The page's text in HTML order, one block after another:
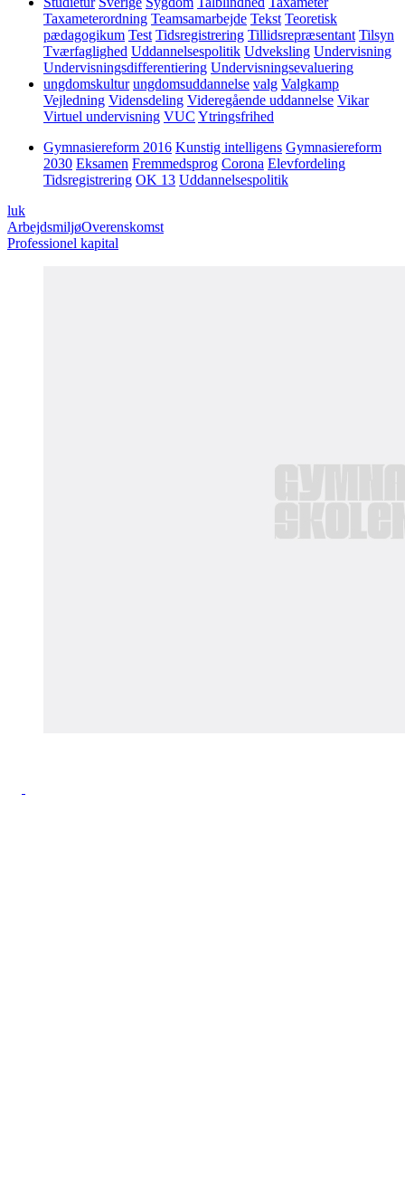
Taxameterordning Teamsamarbejde Tekst Teoretisk
pædagogikum Test Tidsregistrering Tillidsrepræsentant Tilsyn
Tværfaglighed Uddannelsespolitik Udveksling Undervisning
Undervisningsdifferentiering Undervisningsevaluering
ungdomskultur ungdomsuddannelse valg Valgkamp
Vejledning Vidensdeling Videregående uddannelse Vikar
Virtuel undervisning VUC Ytringsfrihed
Gymnasiereform 2016 Kunstig intelligens Gymnasiereform
2030 Eksamen Fremmedsprog Corona Elevfordeling
Tidsregistrering OK 13 Uddannelsespolitik
luk
ArbejdsmiljøOverenskomst
Professionel kapital